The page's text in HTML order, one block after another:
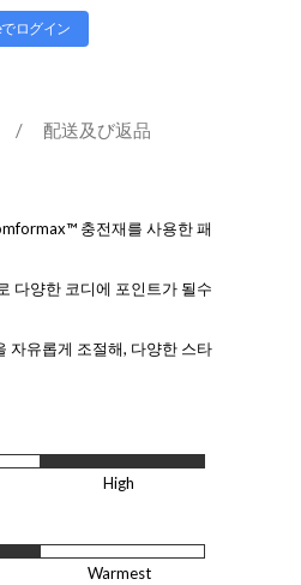
ログイン
/ 配送及び返品
충전재를 사용한 패
다양한 코디에 포인트가 될수
자유롭게 조절해, 다양한 스타
High
Warmest